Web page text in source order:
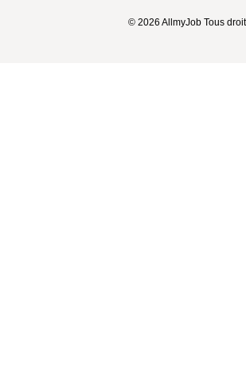
© 2026 AllmyJob Tous